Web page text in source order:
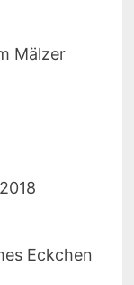
Mälzer
Eckchen